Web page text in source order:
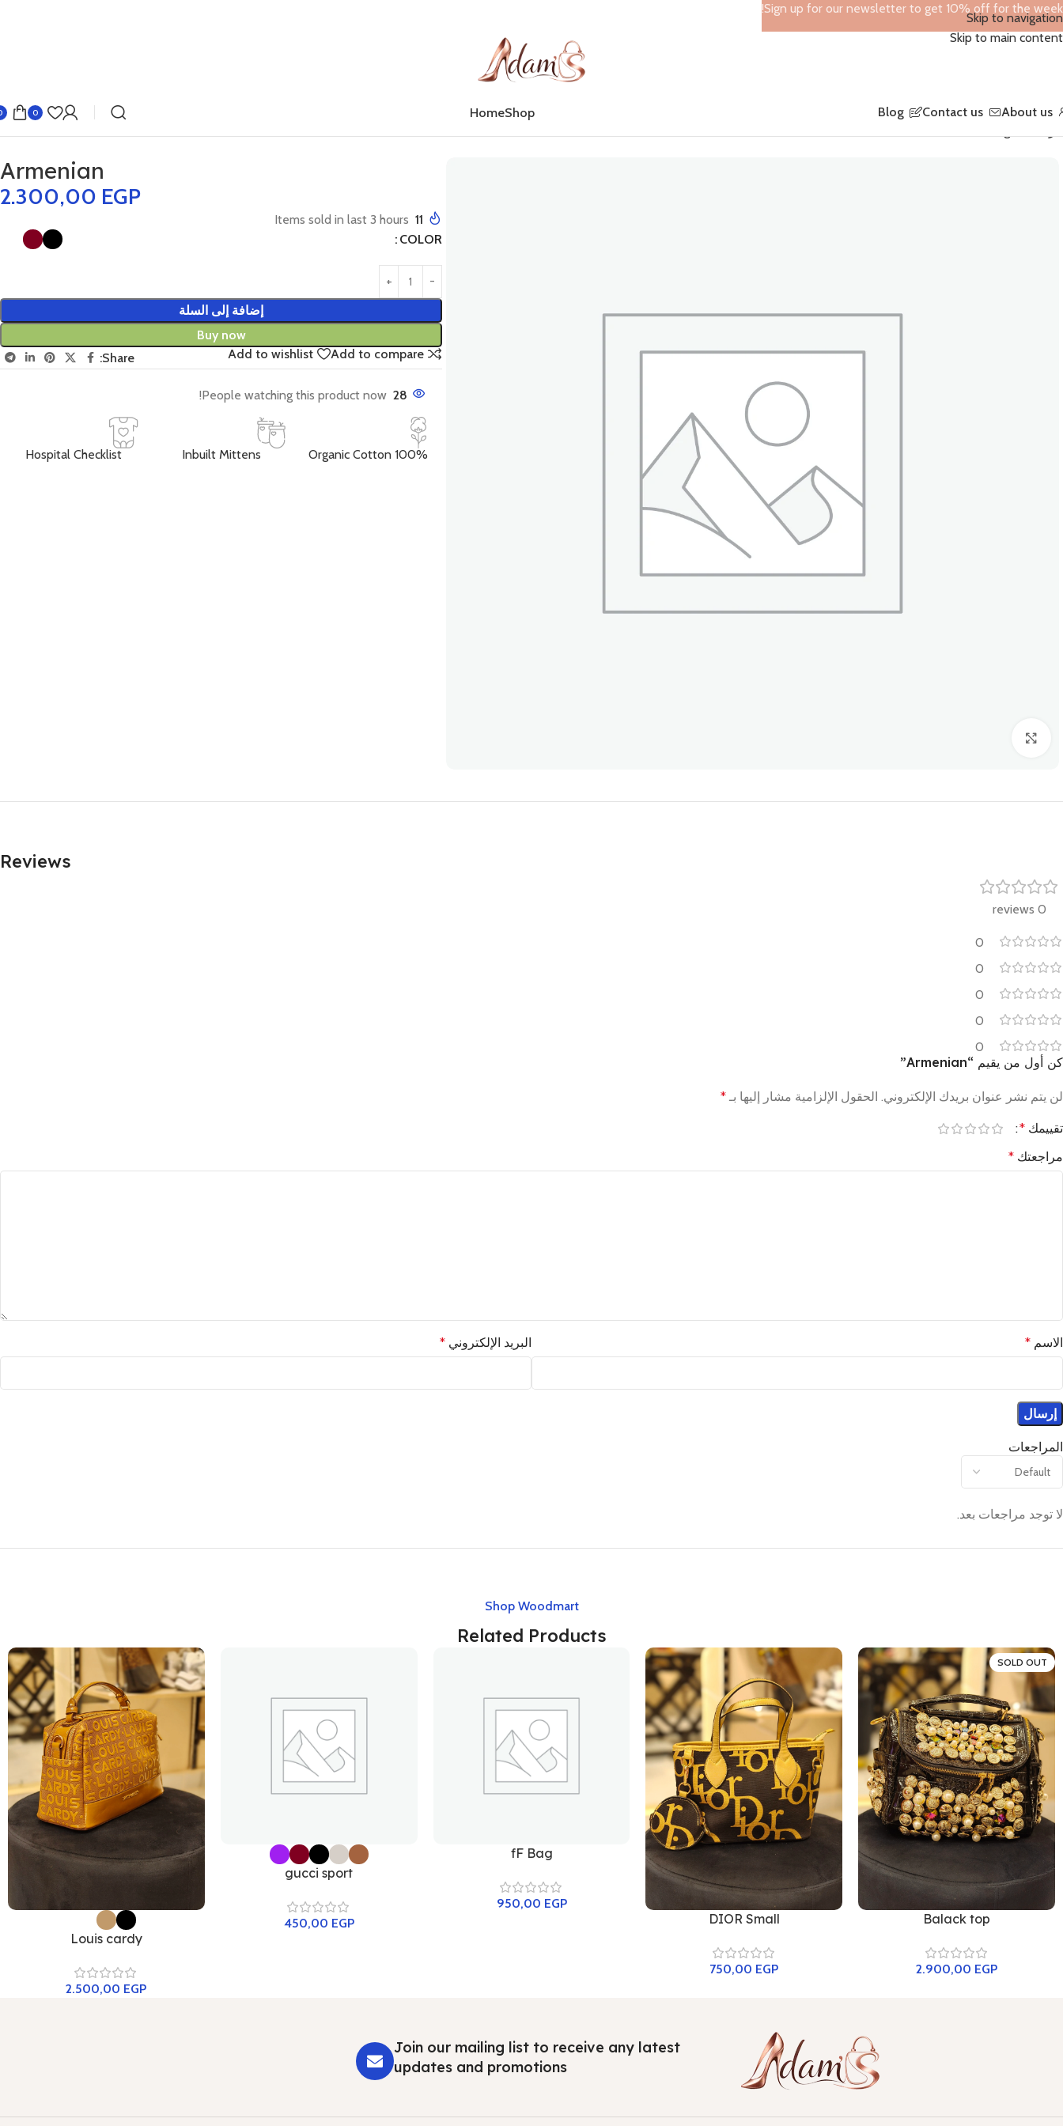
Skip to navigation
Skip to main content
About us
Contact us
Blog
Shop
Home
0
Armenian
2.300,00 EGP
11
Items sold in last 3 hours
COLOR
إضافة إلى السلة
Buy now
Add to compare
Add to wishlist
Share:
28
People watching this product now!
100% Organic Cotton
Inbuilt Mittens
Hospital Checklist
Reviews
0 reviews
0
0
0
0
0
المراجعات
لا توجد مراجعات بعد.
كن أول من يقيم “Armenian”
لن يتم نشر عنوان بريدك الإلكتروني. الحقول الإلزامية مشار إليها بـ *
تقييمك *
مراجعتك *
الاسم * البريد الإلكتروني *
Shop Woodmart
Related Products
SOLD OUT
Balack top
2.900,00 EGP
DIOR Small
750,00 EGP
fF Bag
950,00 EGP
gucci sport
450,00 EGP
Louis cardy
2.500,00 EGP
Join our mailing list to receive any latest
updates and promotions
Sign up for our newsletter to get 10% off for the week!